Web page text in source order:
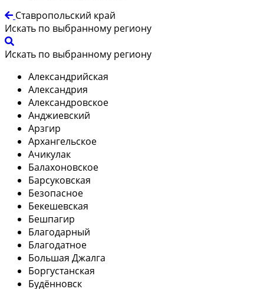
Ставропольский край
Искать по выбранному региону
Искать по выбранному региону
Александрийская
Александрия
Александровское
Анджиевский
Арзгир
Архангельское
Ачикулак
Балахоновское
Барсуковская
Безопасное
Бекешевская
Бешпагир
Благодарный
Благодатное
Большая Джалга
Боргустанская
Будённовск